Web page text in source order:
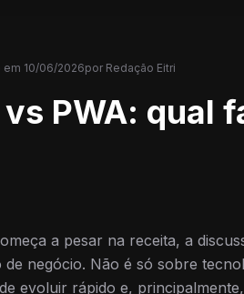
em 10/06/2026por Redação Eitri
PWA: qual
a pesar na receita, a
de negócio. Não é só sobre
evoluir rápido e,